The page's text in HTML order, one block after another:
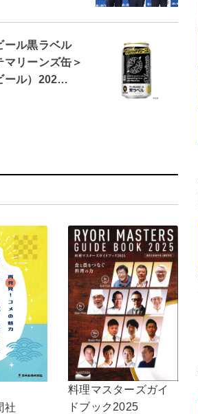
ール黒ラベル
マリーンズ缶＞
ール）202…
社
料理マスターズガイ
ドブック2025